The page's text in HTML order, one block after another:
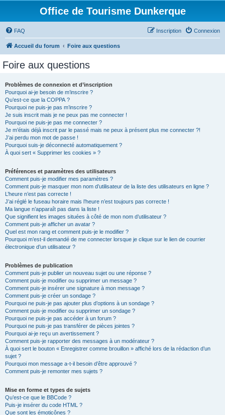
Office de Tourisme Dunkerque
FAQ Connexion
Inscription
Accueil du forum Foire aux questions
Foire aux questions
Problèmes de connexion et d’inscription
Pourquoi ai-je besoin de m’inscrire ?
Qu’est-ce que la COPPA ?
Pourquoi ne puis-je pas m’inscrire ?
Je suis inscrit mais je ne peux pas me connecter !
Pourquoi ne puis-je pas me connecter ?
Je m’étais déjà inscrit par le passé mais ne peux à présent plus me connecter ?!
J’ai perdu mon mot de passe !
Pourquoi suis-je déconnecté automatiquement ?
À quoi sert « Supprimer les cookies » ?
Préférences et paramètres des utilisateurs
Comment puis-je modifier mes paramètres ?
Comment puis-je masquer mon nom d’utilisateur de la liste des utilisateurs en ligne ?
L’heure n’est pas correcte !
J’ai réglé le fuseau horaire mais l’heure n’est toujours pas correcte !
Ma langue n’apparaît pas dans la liste !
Que signifient les images situées à côté de mon nom d’utilisateur ?
Comment puis-je afficher un avatar ?
Quel est mon rang et comment puis-je le modifier ?
Pourquoi m’est-il demandé de me connecter lorsque je clique sur le lien de courrier
électronique d’un utilisateur ?
Problèmes de publication
Comment puis-je publier un nouveau sujet ou une réponse ?
Comment puis-je modifier ou supprimer un message ?
Comment puis-je insérer une signature à mon message ?
Comment puis-je créer un sondage ?
Pourquoi ne puis-je pas ajouter plus d’options à un sondage ?
Comment puis-je modifier ou supprimer un sondage ?
Pourquoi ne puis-je pas accéder à un forum ?
Pourquoi ne puis-je pas transférer de pièces jointes ?
Pourquoi ai-je reçu un avertissement ?
Comment puis-je rapporter des messages à un modérateur ?
À quoi sert le bouton « Enregistrer comme brouillon » affiché lors de la rédaction d’un
sujet ?
Pourquoi mon message a-t-il besoin d’être approuvé ?
Comment puis-je remonter mes sujets ?
Mise en forme et types de sujets
Qu’est-ce que le BBCode ?
Puis-je insérer du code HTML ?
Que sont les émoticônes ?